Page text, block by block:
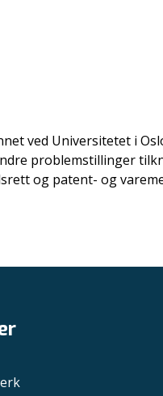
ved Universitetet i
problemstillinger
og patent- og